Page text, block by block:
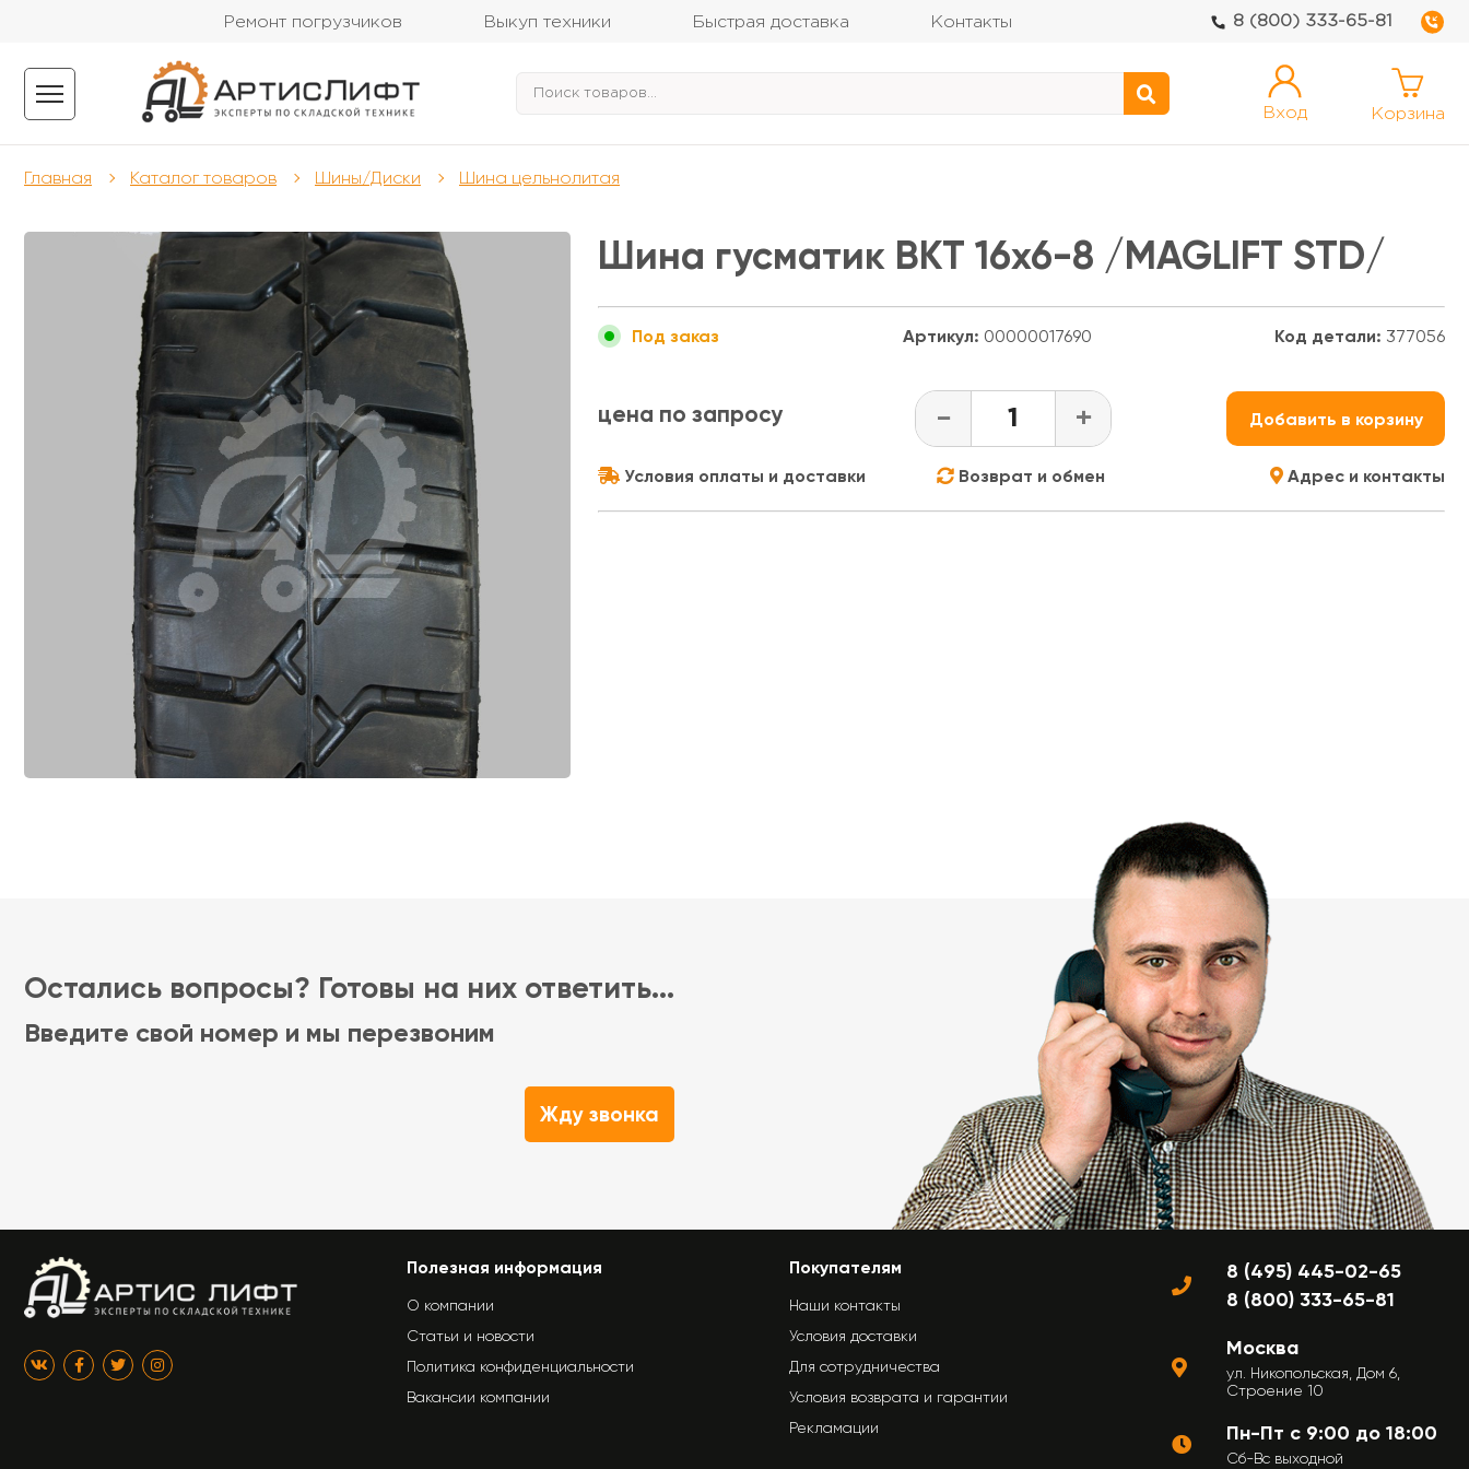
Ремонт погрузчиков Выкуп техники Быстрая доставка Контакты 8 (800) 333-65-81
Вход Корзина
Главная Каталог товаров Шины/Диски Шина цельнолитая
Шина гусматик BKT 16х6-8 /MAGLIFT STD/
Под заказ Артикул: 00000017690 Код детали: 377056
цена по запросу - + Добавить в корзину
Условия оплаты и доставки Возврат и обмен Адрес и контакты
Остались вопросы? Готовы на них ответить...
Введите свой номер и мы перезвоним
Жду звонка
Полезная информация
О компании
Статьи и новости
Политика конфиденциальности
Вакансии компании
Покупателям
Наши контакты
Условия доставки
Для сотрудничества
Условия возврата и гарантии
Рекламации
8 (495) 445-02-65
8 (800) 333-65-81
Москва
ул. Никопольская, Дом 6,
Строение 10
Пн-Пт с 9:00 до 18:00
Сб-Вс выходной